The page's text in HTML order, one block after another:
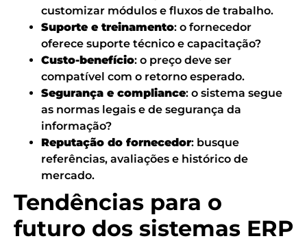
customizar módulos e fluxos de trabalho.
Suporte e treinamento: o fornecedor
oferece suporte técnico e capacitação?
Custo-benefício: o preço deve ser
compatível com o retorno esperado.
Segurança e compliance: o sistema segue
as normas legais e de segurança da
informação?
Reputação do fornecedor: busque
referências, avaliações e histórico de
mercado.
Tendências para o
futuro dos sistemas ERP